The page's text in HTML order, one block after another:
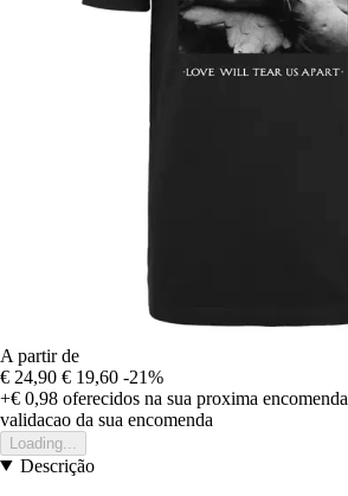
A partir de
€ 24,90 € 19,60 -21%
+€ 0,98 oferecidos na sua proxima encomenda
validacao da sua encomenda
Loading...
Descrição